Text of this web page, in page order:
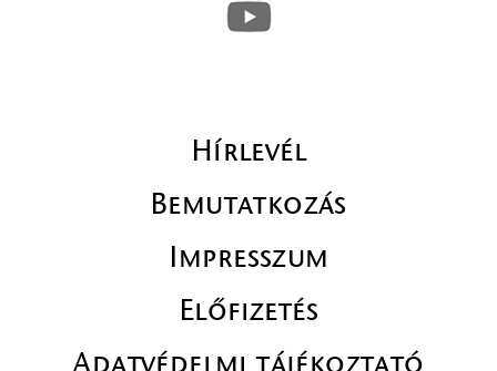
Hírlevél
Bemutatkozás
Impresszum
Előfizetés
Adatvédelmi tájékoztató